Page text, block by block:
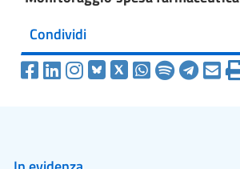
Condividi